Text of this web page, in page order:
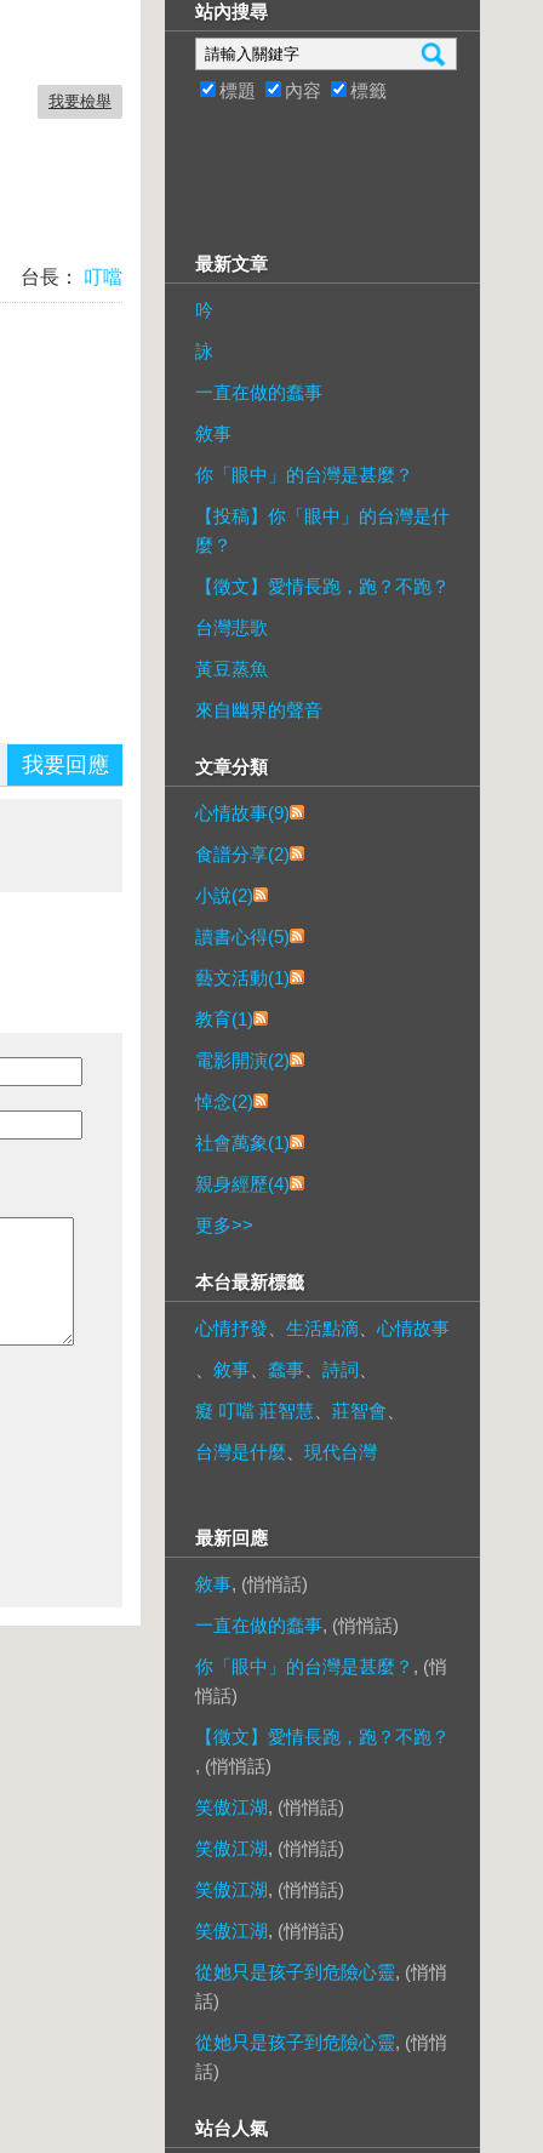
我要檢舉
台長： 叮噹
我要回應
站內搜尋
標題 內容 標籤
最新文章
吟
詠
一直在做的蠢事
敘事
你「眼中」的台灣是甚麼？
【投稿】你「眼中」的台灣是什
麼？
【徵文】愛情長跑，跑？不跑？
台灣悲歌
黃豆蒸魚
來自幽界的聲音
文章分類
心情故事(9)
食譜分享(2)
小說(2)
讀書心得(5)
藝文活動(1)
教育(1)
電影開演(2)
悼念(2)
社會萬象(1)
親身經歷(4)
更多>>
本台最新標籤
心情抒發 生活點滴
心情故事
敘事 蠢事 詩詞
癡 叮噹 莊智慧
莊智會
台灣是什麼
現代台灣
最新回應
敘事, (悄悄話)
一直在做的蠢事, (悄悄話)
你「眼中」的台灣是甚麼？ , (悄
悄話)
【徵文】愛情長跑，跑？不跑？
, (悄悄話)
笑傲江湖, (悄悄話)
笑傲江湖, (悄悄話)
笑傲江湖, (悄悄話)
笑傲江湖, (悄悄話)
從她只是孩子到危險心靈, (悄悄
話)
從她只是孩子到危險心靈, (悄悄
話)
站台人氣